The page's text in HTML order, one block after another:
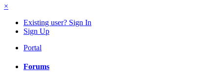
×
Existing user? Sign In
Sign Up
Portal
Forums